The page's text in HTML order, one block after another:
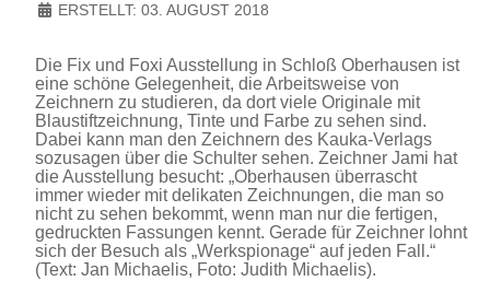
ERSTELLT: 03. AUGUST 2018
Die Fix und Foxi Ausstellung in Schloß Oberhausen ist
eine schöne Gelegenheit, die Arbeitsweise von
Zeichnern zu studieren, da dort viele Originale mit
Blaustiftzeichnung, Tinte und Farbe zu sehen sind.
Dabei kann man den Zeichnern des Kauka-Verlags
sozusagen über die Schulter sehen. Zeichner Jami hat
die Ausstellung besucht: „Oberhausen überrascht
immer wieder mit delikaten Zeichnungen, die man so
nicht zu sehen bekommt, wenn man nur die fertigen,
gedruckten Fassungen kennt. Gerade für Zeichner lohnt
sich der Besuch als „Werkspionage“ auf jeden Fall.“
(Text: Jan Michaelis, Foto: Judith Michaelis).